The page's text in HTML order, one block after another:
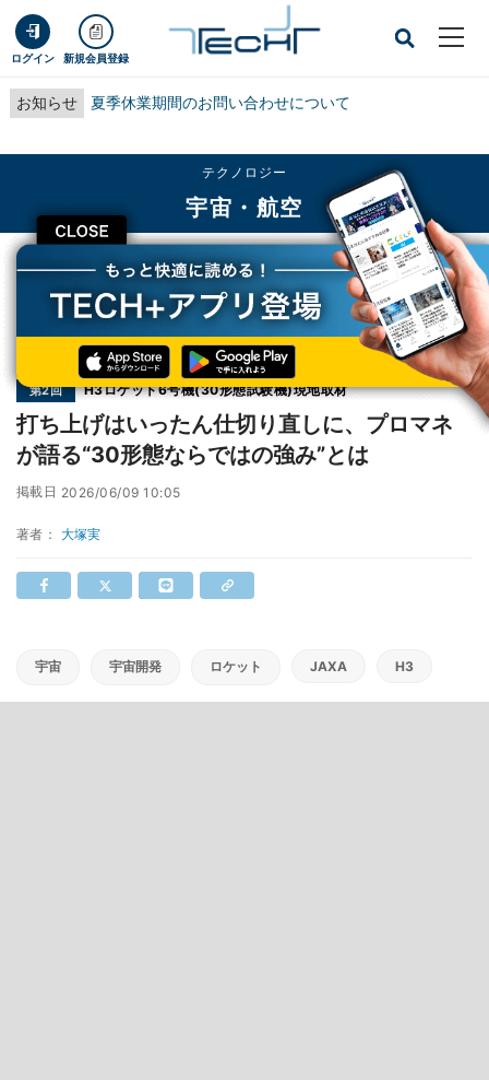
ログイン 新規会員登録
お知らせ 夏季休業期間のお問い合わせについて
CLOSE
テクノロジー
宇宙・航空
TECH+ テクノロジー
宇宙・航空
打ち上げはいったん仕切り直しに、プロマネが語る“30形態ならではの強み”とは
第2回 H3ロケット6号機(30形態試験機)現地取材
打ち上げはいったん仕切り直しに、プロマネ
が語る“30形態ならではの強み”とは
掲載日 2026/06/09 10:05
著者： 大塚実
宇宙 宇宙開発 ロケット JAXA H3